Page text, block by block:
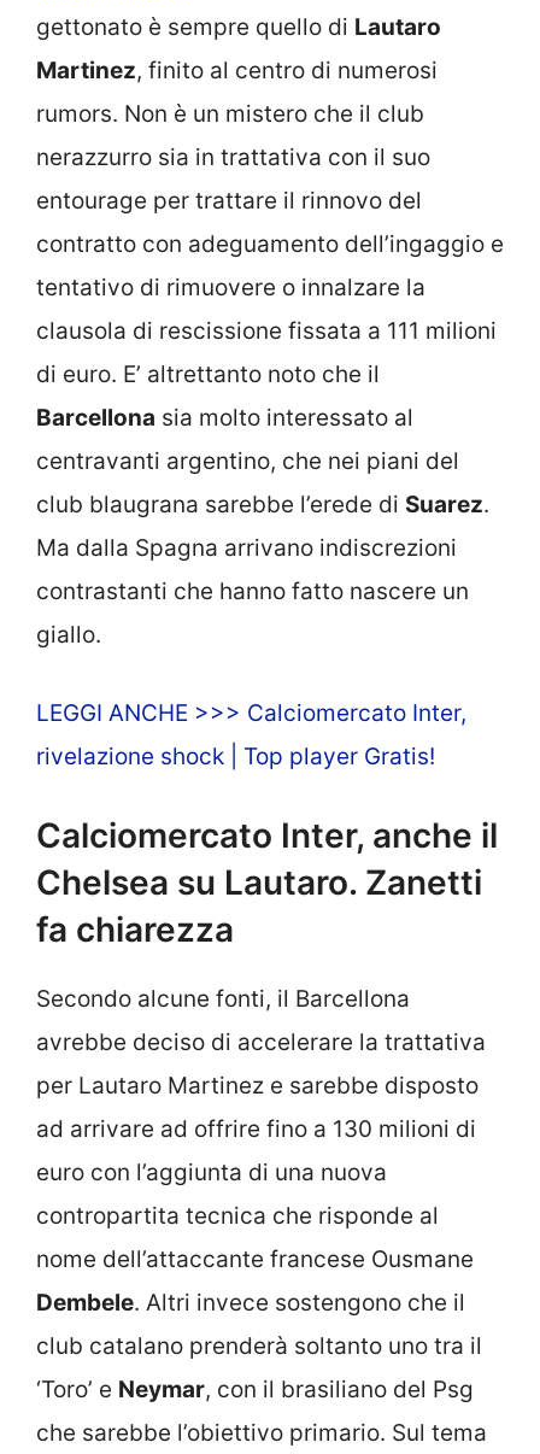
gettonato è sempre quello di Lautaro
Martinez, finito al centro di numerosi
rumors. Non è un mistero che il club
nerazzurro sia in trattativa con il suo
entourage per trattare il rinnovo del
contratto con adeguamento dell’ingaggio e
tentativo di rimuovere o innalzare la
clausola di rescissione fissata a 111 milioni
di euro. E’ altrettanto noto che il
Barcellona sia molto interessato al
centravanti argentino, che nei piani del
club blaugrana sarebbe l’erede di Suarez.
Ma dalla Spagna arrivano indiscrezioni
contrastanti che hanno fatto nascere un
giallo.
LEGGI ANCHE >>> Calciomercato Inter,
rivelazione shock | Top player Gratis!
Calciomercato Inter, anche il
Chelsea su Lautaro. Zanetti
fa chiarezza
Secondo alcune fonti, il Barcellona
avrebbe deciso di accelerare la trattativa
per Lautaro Martinez e sarebbe disposto
ad arrivare ad offrire fino a 130 milioni di
euro con l’aggiunta di una nuova
contropartita tecnica che risponde al
nome dell’attaccante francese Ousmane
Dembele. Altri invece sostengono che il
club catalano prenderà soltanto uno tra il
‘Toro’ e Neymar, con il brasiliano del Psg
che sarebbe l’obiettivo primario. Sul tema